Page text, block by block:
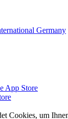
App Store
Cookies, um